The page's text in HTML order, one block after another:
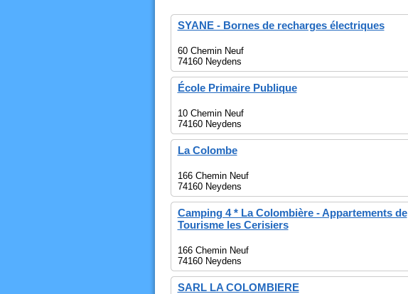
SYANE - Bornes de recharges électriques
60 Chemin Neuf
74160 Neydens
École Primaire Publique
10 Chemin Neuf
74160 Neydens
La Colombe
166 Chemin Neuf
74160 Neydens
Camping 4 * La Colombière - Appartements de
Tourisme les Cerisiers
166 Chemin Neuf
74160 Neydens
SARL LA COLOMBIERE